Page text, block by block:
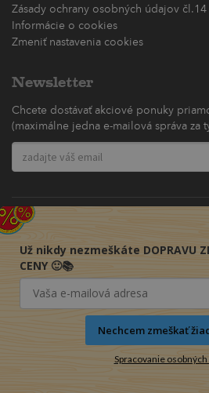
Zásady ochrany osobných údajov čl.14
Informácie o cookies
Zmeniť nastavenia cookies
Newsletter
Chcete dostávať akciové ponuky
(maximálne jedna e-mailová správa za
Už nikdy nezmeškáte DOPRAVU
CENY 🙂📚
Nechcem zmeškať
Spracovanie